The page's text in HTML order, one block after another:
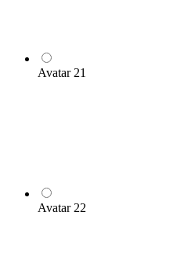
Avatar 21
Avatar 22